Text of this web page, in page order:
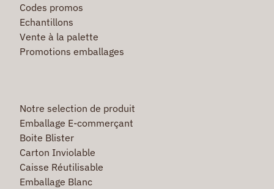
Codes promos
Echantillons
Vente à la palette
Promotions emballages
Notre selection de produit
Emballage E-commerçant
Boite Blister
Carton Inviolable
Caisse Réutilisable
Emballage Blanc